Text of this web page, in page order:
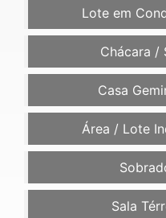
Lote em
Chácara /
Casa
Área / Lote
Sala